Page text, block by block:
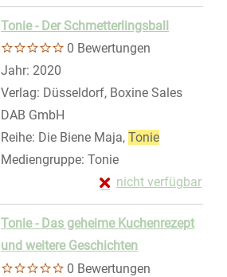
Zum Download von
Tonie - Der Schmetterlingsball
0 Bewertungen
Suche nach diesem Verfasser
Jahr: 2020
Verlag: Düsseldorf, Boxine Sales
DAB GmbH
Reihe: Die Biene Maja, Tonie
Mediengruppe: Tonie
nicht verfügbar
Exemplar-Details
Zum Download von
Tonie - Das geheime Kuchenrezept
und weitere Geschichten
0 Bewertungen